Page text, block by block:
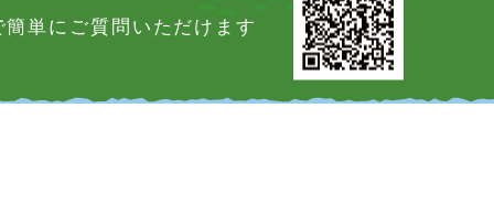
単にご質問いただけます